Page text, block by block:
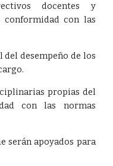
docentes y
con las
desempeño de los
propias del
con las normas
apoyados para